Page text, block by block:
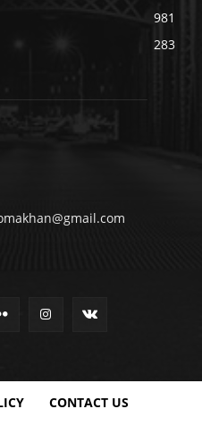
981
283
CONTACT US